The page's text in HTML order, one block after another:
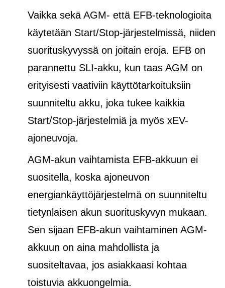
Vaikka sekä AGM- että EFB-teknologioita
käytetään Start/Stop-järjestelmissä, niiden
suorituskyvyssä on joitain eroja. EFB on
parannettu SLI-akku, kun taas AGM on
erityisesti vaativiin käyttötarkoituksiin
suunniteltu akku, joka tukee kaikkia
Start/Stop-järjestelmiä ja myös xEV-
ajoneuvoja.
AGM-akun vaihtamista EFB-akkuun ei
suositella, koska ajoneuvon
energiankäyttöjärjestelmä on suunniteltu
tietynlaisen akun suorituskyvyn mukaan.
Sen sijaan EFB-akun vaihtaminen AGM-
akkuun on aina mahdollista ja
suositeltavaa, jos asiakkaasi kohtaa
toistuvia akkuongelmia.